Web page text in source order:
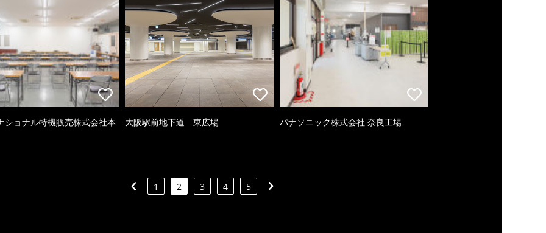
ショナル特機販売株式会社本 大阪駅前地下道 東広場 パナソニック株式会社 奈良工場
1 2 3 4 5